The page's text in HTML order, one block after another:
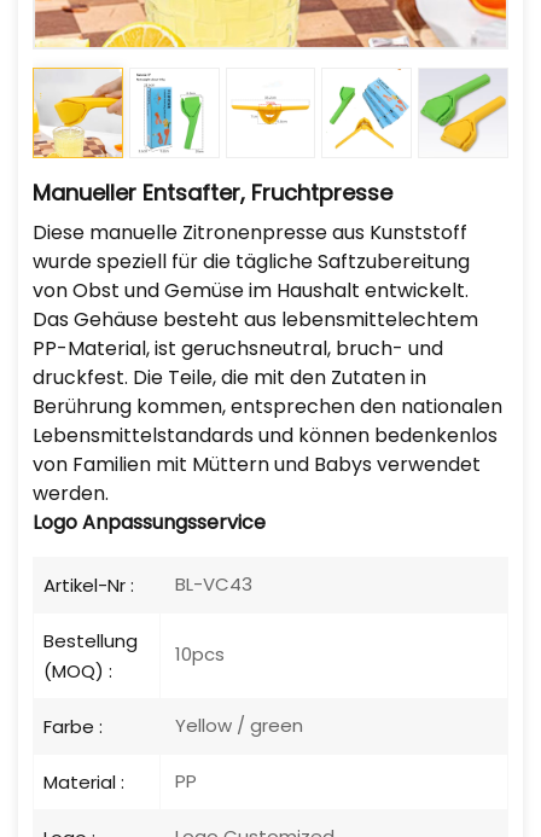
Manueller Entsafter, Fruchtpresse
Diese manuelle Zitronenpresse aus Kunststoff
wurde speziell für die tägliche Saftzubereitung
von Obst und Gemüse im Haushalt entwickelt.
Das Gehäuse besteht aus lebensmittelechtem
PP-Material, ist geruchsneutral, bruch- und
druckfest. Die Teile, die mit den Zutaten in
Berührung kommen, entsprechen den nationalen
Lebensmittelstandards und können bedenkenlos
von Familien mit Müttern und Babys verwendet
werden.
LogoAnpassungsservice
Artikel-Nr : BL-VC43
Bestellung
(MOQ) :
10pcs
Farbe : Yellow / green
Material : PP